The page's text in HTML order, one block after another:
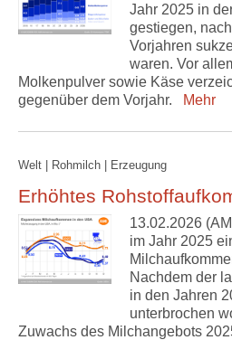
Jahr 2025 in
gestiegen,
Vorjahren
waren. Vor
Molkenpulver sowie Käse
gegenüber dem Vorjahr.
Mehr
Welt | Rohmilch | Erzeugung
Erhöhtes
13.02.2026
im Jahr 2025
Nachdem der
in den Jahren
unterbrochen
Zuwachs des Milchangebots